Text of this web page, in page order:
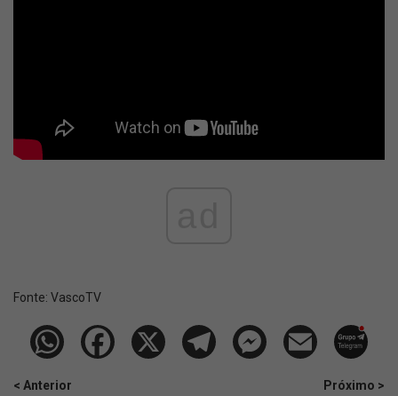
Fonte: VascoTV
< Anterior
Próximo >